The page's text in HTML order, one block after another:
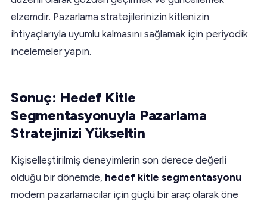
elzemdir. Pazarlama stratejilerinizin kitlenizin
ihtiyaçlarıyla uyumlu kalmasını sağlamak için periyodik
incelemeler yapın.
Sonuç: Hedef Kitle
Segmentasyonuyla Pazarlama
Stratejinizi Yükseltin
Kişiselleştirilmiş deneyimlerin son derece değerli
olduğu bir dönemde, hedef kitle segmentasyonu
modern pazarlamacılar için güçlü bir araç olarak öne